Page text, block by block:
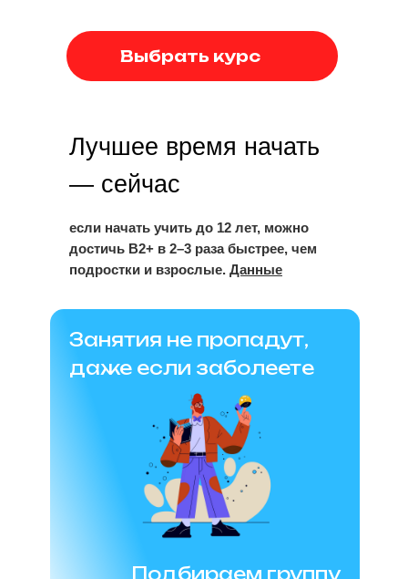
Выбрать курс
Лучшее время начать
— сейчас
если начать учить до 12 лет, можно
достичь B2+ в 2–3 раза быстрее, чем
подростки и взрослые. Данные
Занятия не пропадут,
даже если заболеете
Подбираем группу